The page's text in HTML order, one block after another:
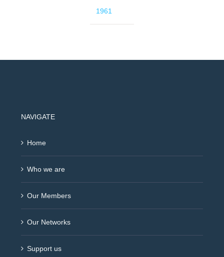
1961
NAVIGATE
Home
Who we are
Our Members
Our Networks
Support us